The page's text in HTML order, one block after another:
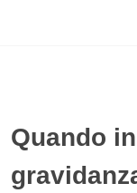
Quando